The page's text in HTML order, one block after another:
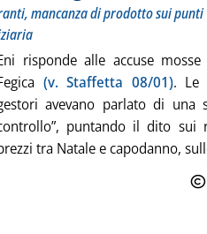
mancanza di prodotto sui
risponde alle accuse
(v. Staffetta 08/01). Le
avevano parlato di una
puntando il dito sui
tra Natale e capodanno,